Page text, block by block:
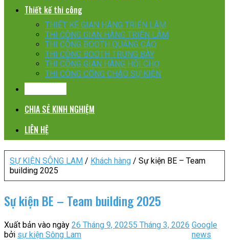
Thiết kế thi công
THIẾT KẾ GIAN HÀNG TRIỂN LÃM
THI CÔNG GIAN HÀNG TRIỂN LÃM
THI CÔNG BOOTH QUẢNG CÁO
THI CÔNG BOOTH TRƯNG BÀY
THI CÔNG GIAN HÀNG HỘI CHỢ
THI CÔNG CỔNG CHÀO SỰ KIỆN
CHIA SẺ KINH NGHIỆM
LIÊN HỆ
SỰ KIỆN SÔNG LAM / Khách hàng / Sự kiện BE – Team
building 2025
Sự kiện BE – Team building 2025
Xuất bản vào ngày 26 Tháng 9, 20255 Tháng 3, 2026
bởi sự kiện Sông Lam
Google
news